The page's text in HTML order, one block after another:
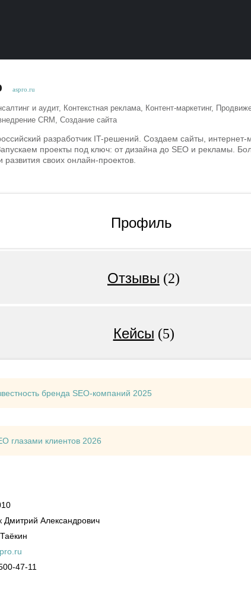
aspro.ru
и аудит, Контекстная реклама, Контент-маркетинг,
CRM, Создание сайта
разработчик IT-решений. Создаем сайты,
проекты под ключ: от дизайна до SEO и рекламы.
развития своих онлайн-проектов.
Профиль
Отзывы (2)
Кейсы (5)
бренда SEO-компаний 2025
глазами клиентов 2026
Дмитрий Александрович
47-11